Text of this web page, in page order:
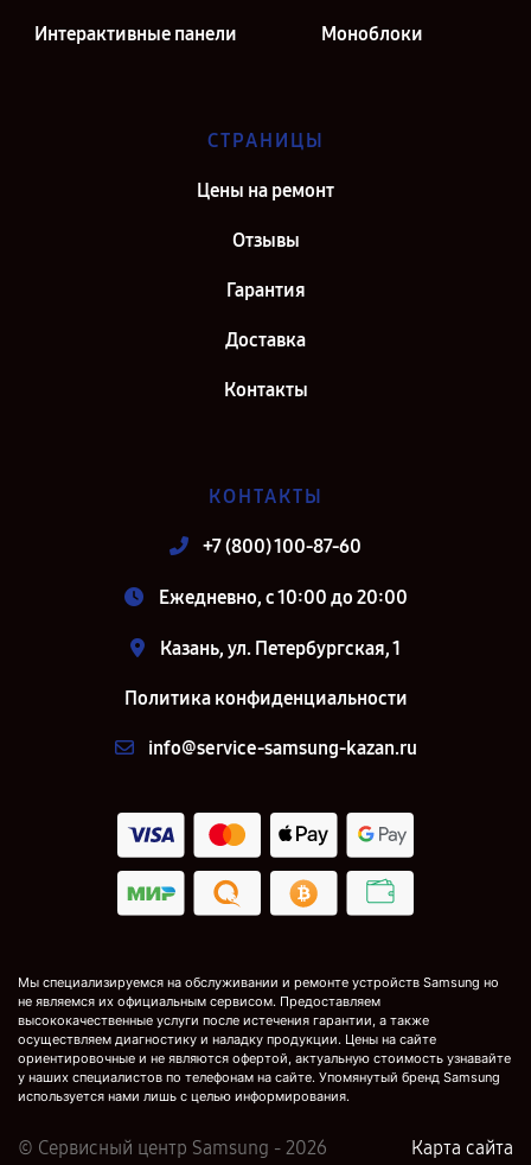
Интерактивные панели Моноблоки
СТРАНИЦЫ
Цены на ремонт
Отзывы
Гарантия
Доставка
Контакты
КОНТАКТЫ
+7 (800) 100-87-60
Ежедневно, с 10:00 до 20:00
Казань, ул. Петербургская, 1
Политика конфиденциальности
info@service-samsung-kazan.ru
Мы специализируемся на обслуживании и ремонте устройств Samsung но
не являемся их официальным сервисом. Предоставляем
высококачественные услуги после истечения гарантии, а также
осуществляем диагностику и наладку продукции. Цены на сайте
ориентировочные и не являются офертой, актуальную стоимость узнавайте
у наших специалистов по телефонам на сайте. Упомянутый бренд Samsung
используется нами лишь с целью информирования.
© Сервисный центр Samsung - 2026 Карта сайта